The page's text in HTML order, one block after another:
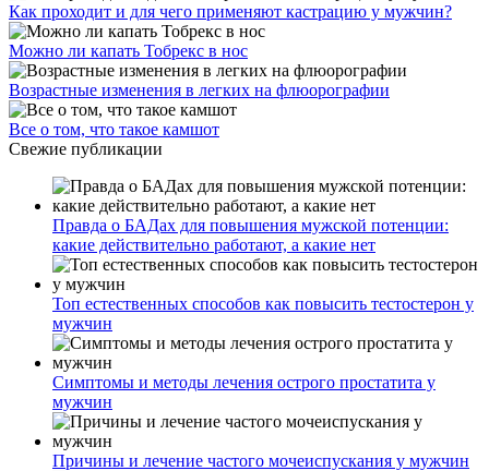
Как проходит и для чего применяют кастрацию у мужчин?
Можно ли капать Тобрекс в нос
Возрастные изменения в легких на флюорографии
Все о том, что такое камшот
Свежие публикации
Правда о БАДах для повышения мужской потенции:
какие действительно работают, а какие нет
Топ естественных способов как повысить тестостерон у
мужчин
Симптомы и методы лечения острого простатита у
мужчин
Причины и лечение частого мочеиспускания у мужчин